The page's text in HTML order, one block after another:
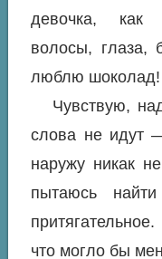
девочка, как
волосы, глаза,
люблю
Чувствую,
слова не идут
наружу никак
пытаюсь
что могло бы